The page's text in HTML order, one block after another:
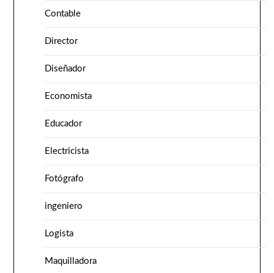
Contable
Director
Diseñador
Economista
Educador
Electricista
Fotógrafo
ingeniero
Logista
Maquilladora